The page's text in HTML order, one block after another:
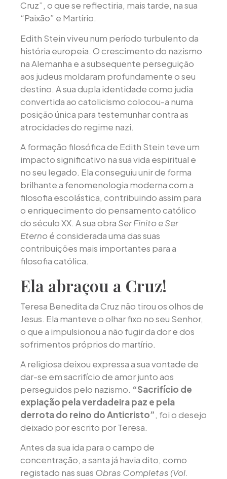
Cruz”, o que se reflectiria, mais tarde, na sua
“Paixão” e Martírio.
Edith Stein viveu num período turbulento da
história europeia. O crescimento do nazismo
na Alemanha e a subsequente perseguição
aos judeus moldaram profundamente o seu
destino. A sua dupla identidade como judia
convertida ao catolicismo colocou-a numa
posição única para testemunhar contra as
atrocidades do regime nazi.
A formação filosófica de Edith Stein teve um
impacto significativo na sua vida espiritual e
no seu legado. Ela conseguiu unir de forma
brilhante a fenomenologia moderna com a
filosofia escolástica, contribuindo assim para
o enriquecimento do pensamento católico
do século XX. A sua obra Ser Finito e Ser
Eternoé considerada uma das suas
contribuições mais importantes para a
filosofia católica.
Ela abraçou a Cruz!
Teresa Benedita da Cruz não tirou os olhos de
Jesus. Ela manteve o olhar fixo no seu Senhor,
o que a impulsionou a não fugir da dor e dos
sofrimentos próprios do martírio.
A religiosa deixou expressa a sua vontade de
dar-se em sacrifício de amor junto aos
perseguidos pelo nazismo. “Sacrifício de
expiação pela verdadeira paz e pela
derrota do reino do Anticristo”, foi o desejo
deixado por escrito por Teresa.
Antes da sua ida para o campo de
concentração, a santa já havia dito, como
registado nas suas Obras Completas (Vol.